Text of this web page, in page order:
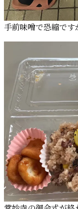
手前味噌で恐縮です